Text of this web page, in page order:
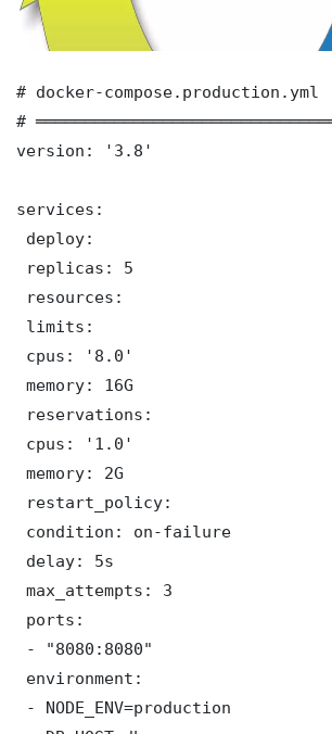
# docker-compose.production.yml
#
version: '3.8'
services:
deploy:
replicas: 5
resources:
limits:
cpus: '8.0'
memory: 16G
reservations:
cpus: '1.0'
memory: 2G
restart_policy:
condition: on-failure
delay: 5s
max_attempts: 3
ports:
- "8080:8080"
environment:
- NODE_ENV=production